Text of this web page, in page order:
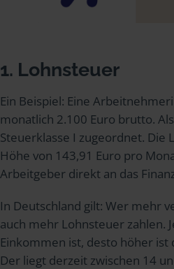
1. Lohnsteuer
Ein Beispiel: Eine
monatlich 2.100 Euro brutto.
Steuerklasse I zugeordnet. Die
Höhe von 143,91 Euro pro
Arbeitgeber direkt an das
In Deutschland gilt: Wer mehr
auch mehr Lohnsteuer zahlen.
Einkommen ist, desto höher ist
Der liegt derzeit zwischen 14